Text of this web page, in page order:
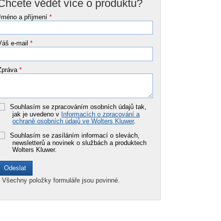
vědět více o produktu?
a příjmení*
e-mail*
*
Souhlasím se zpracováním osobních údajů tak,
jak je uvedeno v Informacích o zpracování a
ochraně osobních údajů ve Wolters Kluwer.
Souhlasím se zasíláním informací o slevách,
newsletterů a novinek o službách a produktech
Wolters Kluwer.
Všechny položky formuláře jsou povinné.